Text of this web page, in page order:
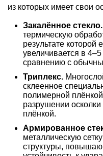
из которых имеет свои
Закалённое стекло.
термическую
результате которой
увеличивается в
сравнению с
Триплекс.
склеенное
полимерной
разрушении
плёнкой.
Армированное
металлическую
структуры,